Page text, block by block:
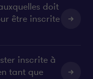
doit
être inscrite
inscrite à
tant que